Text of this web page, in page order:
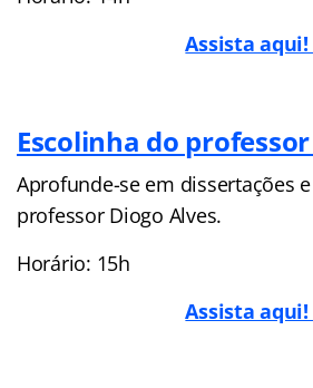
Assista aqui!
Escolinha do
Aprofunde-se em dissertações
professor Diogo Alves.
Horário: 15h
Assista aqui!